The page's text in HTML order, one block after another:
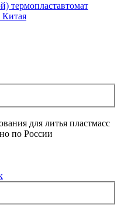
термопластавтомат
Китая
для литья пластмасс
по России